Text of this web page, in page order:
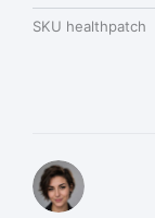
SKU healthpatch